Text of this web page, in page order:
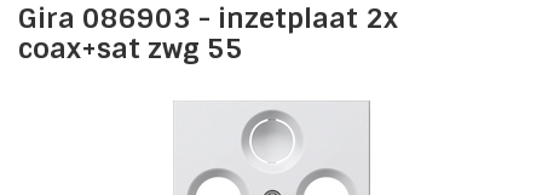
Gira 086903 - inzetplaat 2x
coax+sat zwg 55